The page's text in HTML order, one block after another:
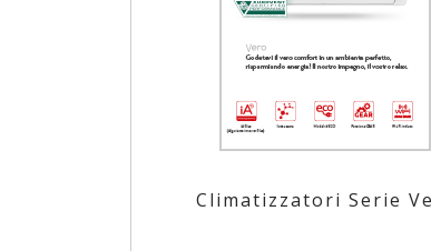
Climatizzatori Serie